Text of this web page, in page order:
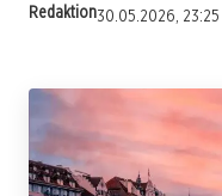
Redaktion30.05.2026, 23:25